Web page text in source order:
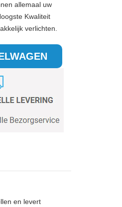
allemaal uw
Kwaliteit
verlichten.
en levert